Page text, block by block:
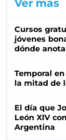
Ver más
Cursos
jóvenes
dónde
Temporal
la mitad de
El día que
León XIV
Argentina